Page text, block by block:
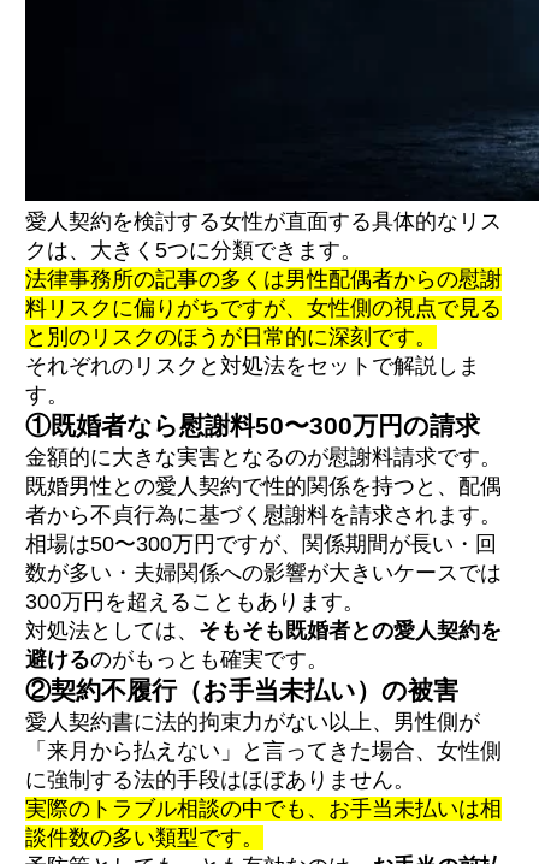
愛人契約を検討する女性が直面する具体的なリス
クは、大きく5つに分類できます。
法律事務所の記事の多くは男性配偶者からの慰謝
料リスクに偏りがちですが、女性側の視点で見る
と別のリスクのほうが日常的に深刻です。
それぞれのリスクと対処法をセットで解説しま
す。
①既婚者なら慰謝料50〜300万円の請求
金額的に大きな実害となるのが慰謝料請求です。
既婚男性との愛人契約で性的関係を持つと、配偶
者から不貞行為に基づく慰謝料を請求されます。
相場は50〜300万円ですが、関係期間が長い・回
数が多い・夫婦関係への影響が大きいケースでは
300万円を超えることもあります。
対処法としては、 そもそも既婚者との愛人契約を
避けるのがもっとも確実です。
②契約不履行（お手当未払い）の被害
愛人契約書に法的拘束力がない以上、男性側が
「来月から払えない」と言ってきた場合、女性側
に強制する法的手段はほぼありません。
実際のトラブル相談の中でも、お手当未払いは相
談件数の多い類型です。